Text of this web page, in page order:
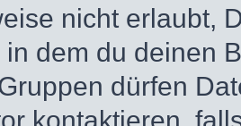
nicht erlaubt,
dem du deinen
dürfen